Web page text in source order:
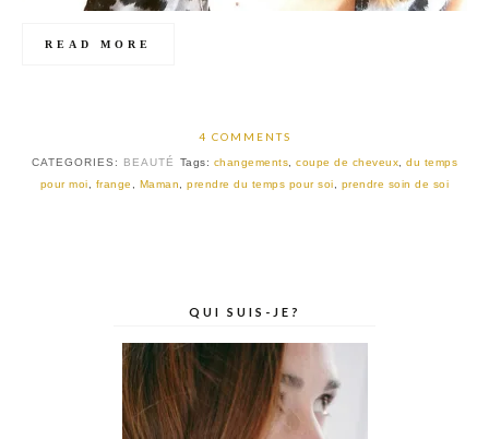
READ MORE
4 COMMENTS
CATEGORIES: BEAUTÉ Tags: changements ,coupe de cheveux ,du temps
pour moi
frange Maman ,prendre du temps pour soi prendre soin de soi
QUI SUIS-JE?